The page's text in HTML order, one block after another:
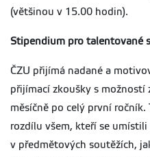
(většinou v 15.00 hodin).
Stipendium pro talentované
ČZU přijímá nadané a
přijímací zkoušky s
měsíčně po celý první
rozdílu všem, kteří se
v předmětových soutěžích,